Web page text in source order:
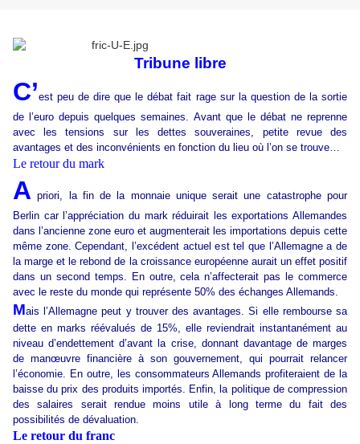
Tribune libre
C’est peu de dire que le débat fait rage sur la question de la sortie
de l’euro depuis quelques semaines. Avant que le débat ne reprenne
avec les tensions sur les dettes souveraines, petite revue des
avantages et des inconvénients en fonction du lieu où l’on se trouve…
Le retour du mark
A priori, la fin de la monnaie unique serait une catastrophe pour
Berlin car l’appréciation du mark réduirait les exportations Allemandes
dans l’ancienne zone euro et augmenterait les importations depuis cette
même zone. Cependant, l’excédent actuel est tel que l’Allemagne a de
la marge et le rebond de la croissance européenne aurait un effet positif
dans un second temps. En outre, cela n’affecterait pas le commerce
avec le reste du monde qui représente 50% des échanges Allemands.
Mais l’Allemagne peut y trouver des avantages. Si elle rembourse sa
dette en marks réévalués de 15%, elle reviendrait instantanément au
niveau d’endettement d’avant la crise, donnant davantage de marges
de manœuvre financière à son gouvernement, qui pourrait relancer
l’économie. En outre, les consommateurs Allemands profiteraient de la
baisse du prix des produits importés. Enfin, la politique de compression
des salaires serait rendue moins utile à long terme du fait des
possibilités de dévaluation.
Le retour du franc